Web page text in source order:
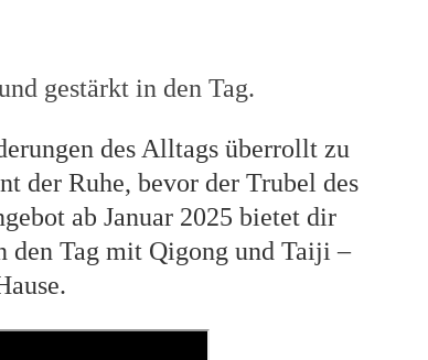
gestärkt in den Tag.
des Alltags überrollt zu
der Ruhe, bevor der Trubel des
ab Januar 2025 bietet dir
den Tag mit Qigong und Taiji –